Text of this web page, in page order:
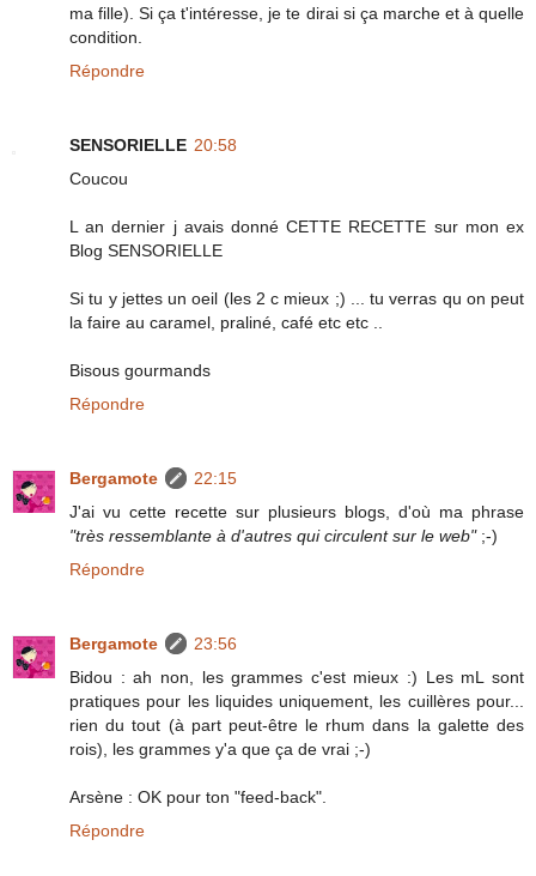
ma fille). Si ça t'intéresse, je te dirai si ça marche et à quelle
condition.
Répondre
SENSORIELLE 20:58
Coucou
L an dernier j avais donné CETTE RECETTE sur mon ex
Blog SENSORIELLE
Si tu y jettes un oeil (les 2 c mieux ;) ... tu verras qu on peut
la faire au caramel, praliné, café etc etc ..
Bisous gourmands
Répondre
Bergamote
22:15
J'ai vu cette recette sur plusieurs blogs, d'où ma phrase
"très ressemblante à d'autres qui circulent sur le web";-)
Répondre
Bergamote
23:56
Bidou : ah non, les grammes c'est mieux :) Les mL sont
pratiques pour les liquides uniquement, les cuillères pour...
rien du tout (à part peut-être le rhum dans la galette des
rois), les grammes y'a que ça de vrai ;-)
Arsène : OK pour ton "feed-back".
Répondre